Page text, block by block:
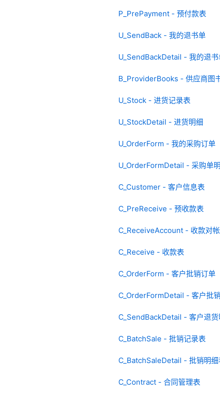
P_PrePayment - 预付款表
U_SendBack - 我的退书单
U_SendBackDetail - 我的退书
B_ProviderBooks - 供应商图
U_Stock - 进货记录表
U_StockDetail - 进货明细
U_OrderForm - 我的采购订单
U_OrderFormDetail - 采购单
C_Customer - 客户信息表
C_PreReceive - 预收款表
C_ReceiveAccount - 收款对
C_Receive - 收款表
C_OrderForm - 客户批销订单
C_OrderFormDetail - 客户批
C_SendBackDetail - 客户退货
C_BatchSale - 批销记录表
C_BatchSaleDetail - 批销明细
C_Contract - 合同管理表